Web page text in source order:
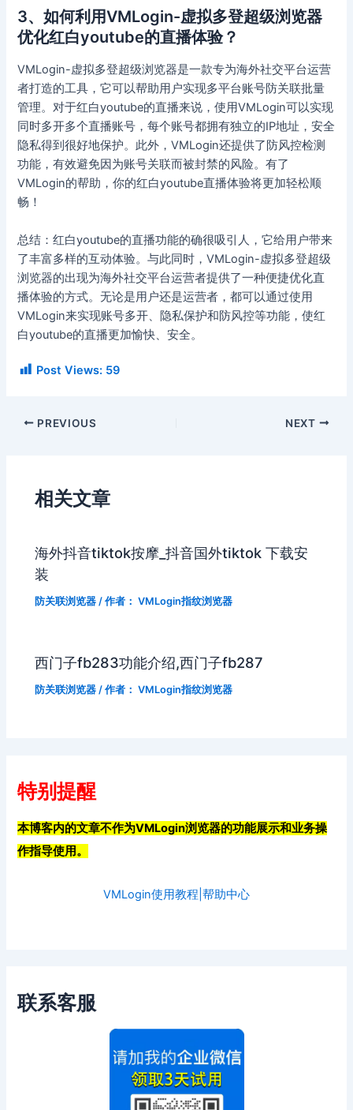
3、如何利用VMLogin-虚拟多登超级浏览器
优化红白youtube的直播体验？
VMLogin-虚拟多登超级浏览器是一款专为海外社交平台运营
者打造的工具，它可以帮助用户实现多平台账号防关联批量
管理。对于红白youtube的直播来说，使用VMLogin可以实现
同时多开多个直播账号，每个账号都拥有独立的IP地址，安全
隐私得到很好地保护。此外，VMLogin还提供了防风控检测
功能，有效避免因为账号关联而被封禁的风险。有了
VMLogin的帮助，你的红白youtube直播体验将更加轻松顺
畅！
总结：红白youtube的直播功能的确很吸引人，它给用户带来
了丰富多样的互动体验。与此同时，VMLogin-虚拟多登超级
浏览器的出现为海外社交平台运营者提供了一种便捷优化直
播体验的方式。无论是用户还是运营者，都可以通过使用
VMLogin来实现账号多开、隐私保护和防风控等功能，使红
白youtube的直播更加愉快、安全。
Post Views: 59
PREVIOUS NEXT
相关文章
海外抖音tiktok按摩_抖音国外tiktok 下载安
装
防关联浏览器 / 作者： VMLogin指纹浏览器
西门子fb283功能介绍,西门子fb287
防关联浏览器 / 作者： VMLogin指纹浏览器
特别提醒
本博客内的文章不作为VMLogin浏览器的功能展示和业务操
作指导使用。
VMLogin使用教程|帮助中心
联系客服